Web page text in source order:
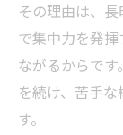
その理由は、
で集中力を発
ながるからです
を続け、苦手
す。